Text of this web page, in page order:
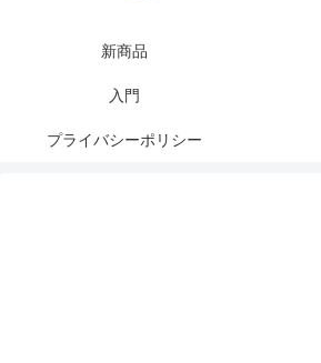
新商品
入門
プライバシーポリシー